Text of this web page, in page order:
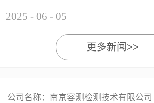
2025 - 06 - 05
更多新闻>>
公司名称：南京容测检测技术有限公司